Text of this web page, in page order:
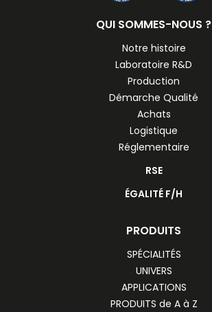
QUI SOMMES-NOUS ?
Notre histoire
Laboratoire R&D
Production
Démarche Qualité
Achats
Logistique
Réglementaire
RSE
ÉGALITÉ F/H
PRODUITS
SPÉCIALITÉS
UNIVERS
APPLICATIONS
PRODUITS de A à Z